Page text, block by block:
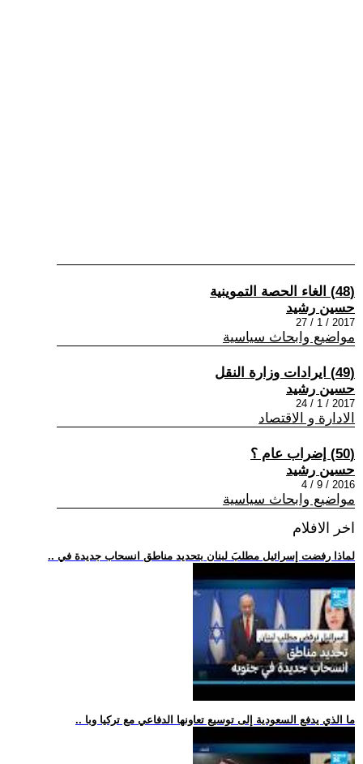
(48) الغاء الحصة التموينية
حسين رشيد
2017 / 1 / 27
مواضيع وابحاث سياسية
(49) ايرادات وزارة النقل
حسين رشيد
2017 / 1 / 24
الادارة و الاقتصاد
(50) إضراب عام ؟
حسين رشيد
2016 / 9 / 4
مواضيع وابحاث سياسية
اخر الافلام
.. لماذا رفضت إسرائيل مطلبَ لبنان بتحديد مناطق انسحاب جديدة في
.. ما الذي يدفع السعودية إلى توسيع تعاونها الدفاعي مع تركيا وبا